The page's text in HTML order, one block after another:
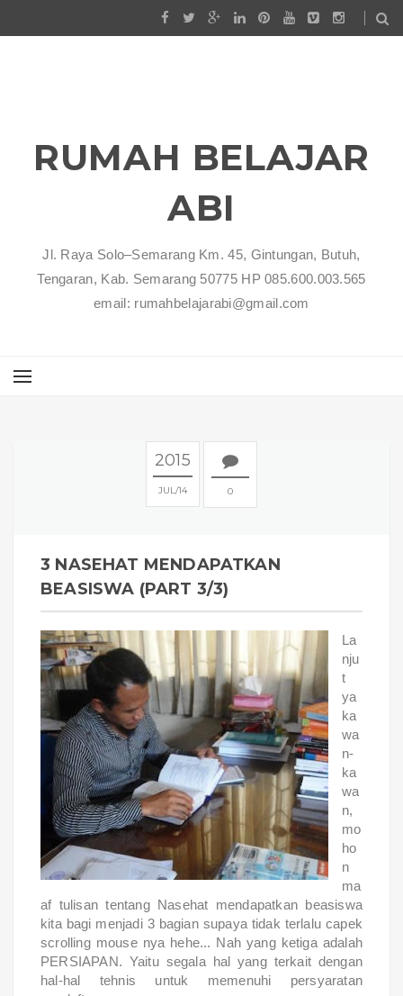
RUMAH BELAJAR
ABI
Jl. Raya Solo–Semarang Km. 45, Gintungan, Butuh,
Tengaran, Kab. Semarang 50775 HP 085.600.003.565
email: rumahbelajarabi@gmail.com
2015
JUL 14 0
3 NASEHAT MENDAPATKAN
BEASISWA (PART 3/3)
La
nju
t
ya
ka
wa
n-
ka
wa
n,
mo
ho
n
ma
af tulisan tentang Nasehat mendapatkan beasiswa
kita bagi menjadi 3 bagian supaya tidak terlalu capek
scrolling mouse nya hehe... Nah yang ketiga adalah
PERSIAPAN. Yaitu segala hal yang terkait dengan
hal-hal tehnis untuk memenuhi persyaratan